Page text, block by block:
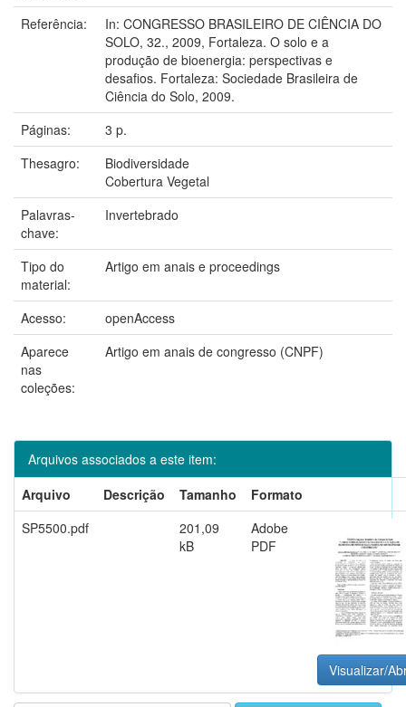
Referência:
In: CONGRESSO BRASILEIRO DE CIÊNCIA DO
SOLO, 32., 2009, Fortaleza. O solo e a
produção de bioenergia: perspectivas e
desafios. Fortaleza: Sociedade Brasileira de
Ciência do Solo, 2009.
Páginas:
3 p.
Thesagro:
Biodiversidade
Cobertura Vegetal
Palavras-
chave:
Invertebrado
Tipo do
material:
Artigo em anais e proceedings
Acesso:
openAccess
Aparece
nas
coleções:
Artigo em anais de congresso (CNPF)
Arquivos associados a este item:
Arquivo
Descrição Tamanho
Formato
SP5500.pdf
201,09
kB
Adobe
PDF
Visualizar/